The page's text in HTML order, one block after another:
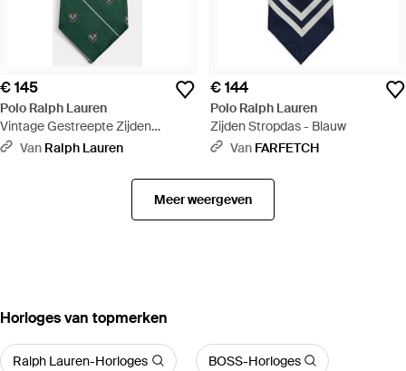
€ 145
Polo Ralph Lauren
Vintage Gestreepte Zijden
Stropdas - Groen
Van Ralph Lauren
€ 144
Polo Ralph Lauren
Zijden Stropdas - Blauw
Van FARFETCH
Meer weergeven
‪Horloges‬ van topmerken
Ralph Lauren-Horloges BOSS-Horloges